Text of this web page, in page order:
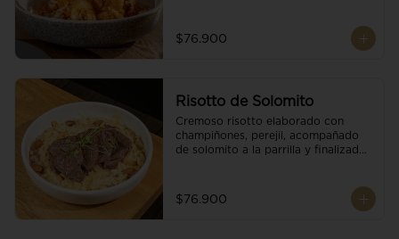
$76.900
Risotto de Solomito
Cremoso risotto elaborado con
champiñones, perejil, acompañado
de solomito a la parrilla y finalizado
$76.900